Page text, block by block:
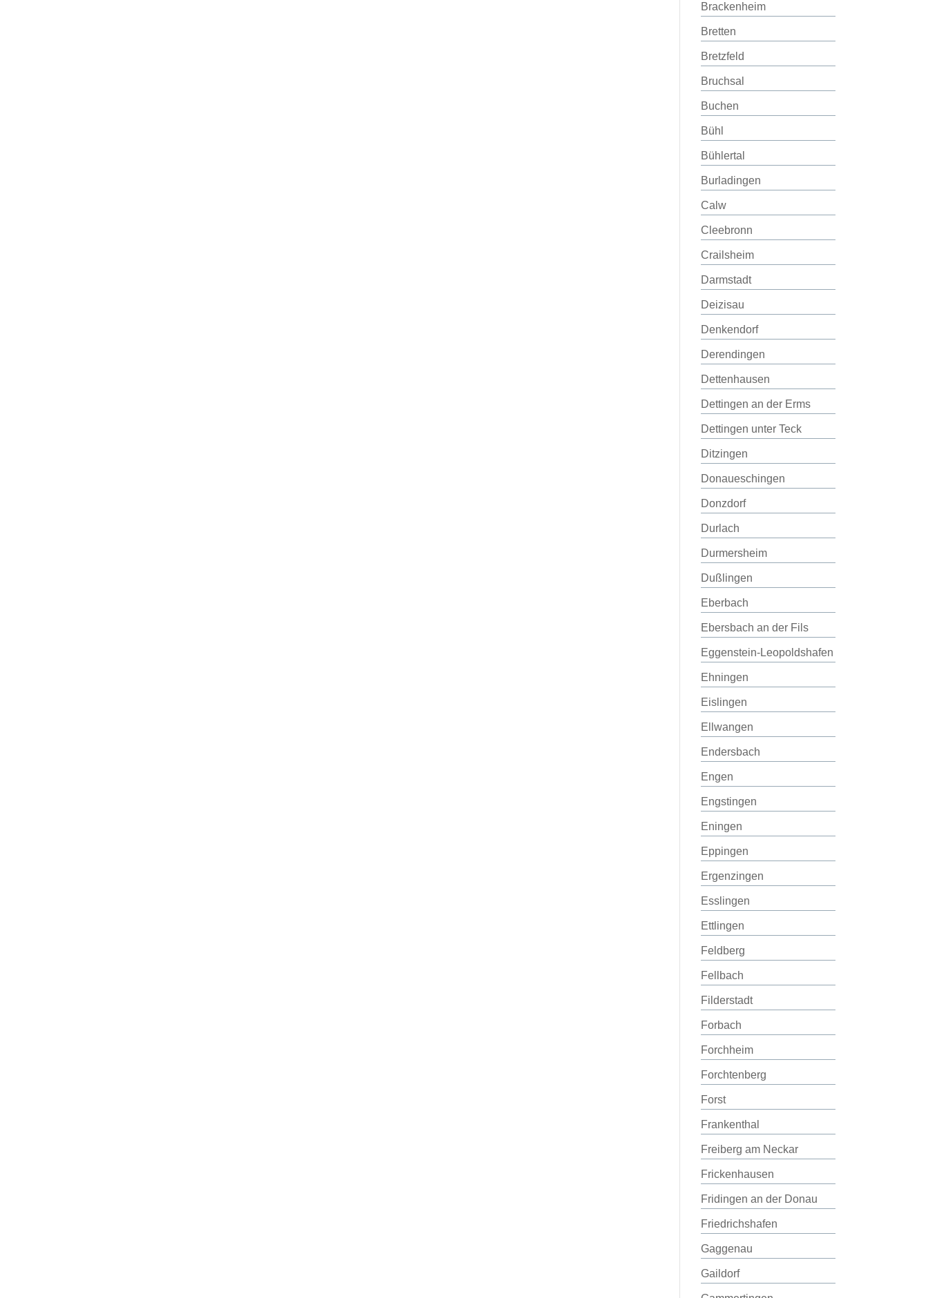
Brackenheim
Bretten
Bretzfeld
Bruchsal
Buchen
Bühl
Bühlertal
Burladingen
Calw
Cleebronn
Crailsheim
Darmstadt
Deizisau
Denkendorf
Derendingen
Dettenhausen
Dettingen an der Erms
Dettingen unter Teck
Ditzingen
Donaueschingen
Donzdorf
Durlach
Durmersheim
Dußlingen
Eberbach
Ebersbach an der Fils
Eggenstein-Leopoldshafen
Ehningen
Eislingen
Ellwangen
Endersbach
Engen
Engstingen
Eningen
Eppingen
Ergenzingen
Esslingen
Ettlingen
Feldberg
Fellbach
Filderstadt
Forbach
Forchheim
Forchtenberg
Forst
Frankenthal
Freiberg am Neckar
Frickenhausen
Fridingen an der Donau
Friedrichshafen
Gaggenau
Gaildorf